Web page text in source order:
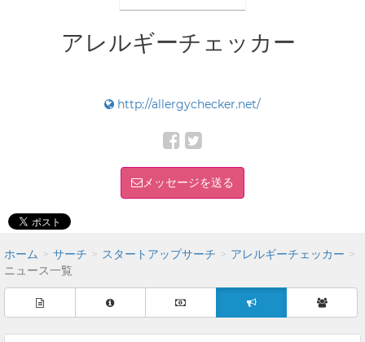
アレルギーチェッカー
http://allergychecker.net/
メッセージを送る
ホーム サーチ スタートアップサーチ
アレルギーチェッカー
ニュース一覧